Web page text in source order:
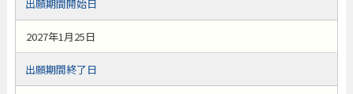
出願期間開始日
2027年1月25日
出願期間終了日